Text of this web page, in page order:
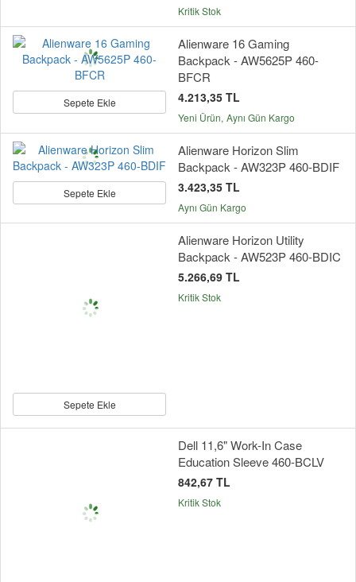
Kritik Stok
Sepete Ekle
Alienware 16 Gaming
Backpack - AW5625P 460-
BFCR
4.213,35 TL
Yeni Ürün Aynı Gün Kargo
Sepete Ekle
Alienware Horizon Slim
Backpack - AW323P 460-BDIF
3.423,35 TL
Aynı Gün Kargo
Sepete Ekle
Alienware Horizon Utility
Backpack - AW523P 460-BDIC
5.266,69 TL
Kritik Stok
Dell 11,6" Work-In Case
Education Sleeve 460-BCLV
842,67 TL
Kritik Stok